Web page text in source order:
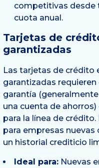
competitivas desde
cuota anual.
Tarjetas de
garantizadas
Las tarjetas de crédito
garantizadas
garantía
una cuenta de
para la línea de
para empresas
un historial crediticio
Ideal para: Nuevas